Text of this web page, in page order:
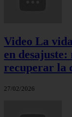
Video La
en
recuperar la
27/02/2026